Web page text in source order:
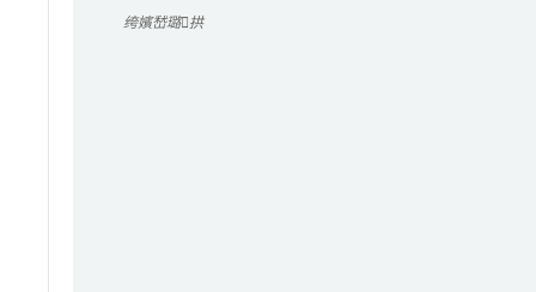
绔嬪嵆璐拱